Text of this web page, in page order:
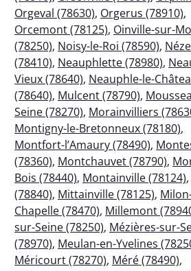
Orgeval (78630), Orgerus (78910),
Orcemont (78125), Oinville-sur-
(78250), Noisy-le-Roi (78590),
(78410), Neauphlette (78980),
Vieux (78640), Neauphle-le-
(78640), Mulcent (78790),
Seine (78270), Morainvilliers
Montigny-le-Bretonneux (78180),
Montfort-l’Amaury (78490),
(78360), Montchauvet (78790),
Bois (78440), Montainville (78124),
(78840), Mittainville (78125),
Chapelle (78470), Millemont
sur-Seine (78250), Mézières-sur-
(78970), Meulan-en-Yvelines
Méricourt (78270), Méré (78490),